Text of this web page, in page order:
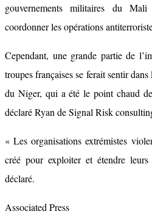
gouvernements militaires du
coordonner les opérations
Cependant, une grande partie de
troupes françaises se ferait sentir
du Niger, qui a été le point chaud
déclaré Ryan de Signal Risk
« Les organisations extrémistes
créé pour exploiter et étendre
déclaré.
Associated Press